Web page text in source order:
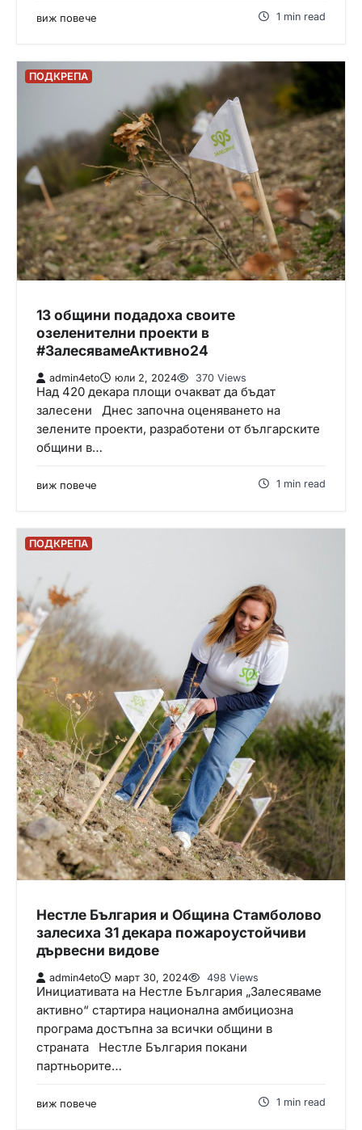
виж повече 1 min read
ПОДКРЕПА
13 общини подадоха своите
озеленителни проекти в
#ЗалесявамеАктивно24
admin4eto юли 2, 2024 370 Views
Над 420 декара площи очакват да бъдат
залесени Днес започна оценяването на
зелените проекти, разработени от българските
общини в…
виж повече 1 min read
ПОДКРЕПА
Нестле България и Община Стамболово
залесиха 31 декара пожароустойчиви
дървесни видове
admin4eto март 30, 2024 498 Views
Инициативата на Нестле България „Залесяваме
активно“ стартира национална амбициозна
програма достъпна за всички общини в
страната Нестле България покани
партньорите…
виж повече 1 min read